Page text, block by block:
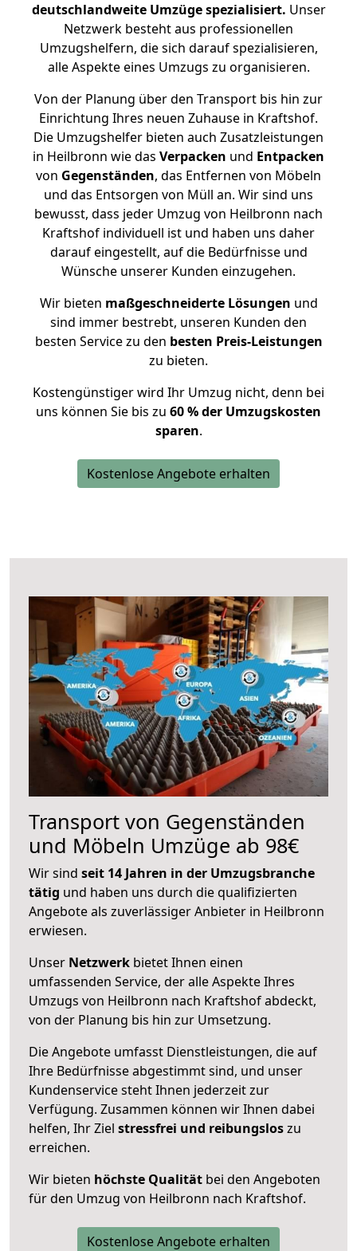
deutschlandweite Umzüge spezialisiert. Unser
Netzwerk besteht aus professionellen
Umzugshelfern, die sich darauf spezialisieren,
alle Aspekte eines Umzugs zu organisieren.
Von der Planung über den Transport bis hin zur
Einrichtung Ihres neuen Zuhause in Kraftshof.
Die Umzugshelfer bieten auch Zusatzleistungen
in Heilbronn wie das Verpacken und Entpacken
von Gegenständen, das Entfernen von Möbeln
und das Entsorgen von Müll an. Wir sind uns
bewusst, dass jeder Umzug von Heilbronn nach
Kraftshof individuell ist und haben uns daher
darauf eingestellt, auf die Bedürfnisse und
Wünsche unserer Kunden einzugehen.
Wir bieten maßgeschneiderte Lösungen und
sind immer bestrebt, unseren Kunden den
besten Service zu den besten Preis-Leistungen
zu bieten.
Kostengünstiger wird Ihr Umzug nicht, denn bei
uns können Sie bis zu 60 % der Umzugskosten
sparen.
Kostenlose Angebote erhalten
Transport von Gegenständen
und Möbeln Umzüge ab 98€
Wir sind seit 14 Jahren in der Umzugsbranche
tätig und haben uns durch die qualifizierten
Angebote als zuverlässiger Anbieter in Heilbronn
erwiesen.
Unser Netzwerk bietet Ihnen einen
umfassenden Service, der alle Aspekte Ihres
Umzugs von Heilbronn nach Kraftshof abdeckt,
von der Planung bis hin zur Umsetzung.
Die Angebote umfasst Dienstleistungen, die auf
Ihre Bedürfnisse abgestimmt sind, und unser
Kundenservice steht Ihnen jederzeit zur
Verfügung. Zusammen können wir Ihnen dabei
helfen, Ihr Ziel stressfrei und reibungsloszu
erreichen.
Wir bieten höchste Qualität bei den Angeboten
für den Umzug von Heilbronn nach Kraftshof.
Kostenlose Angebote erhalten